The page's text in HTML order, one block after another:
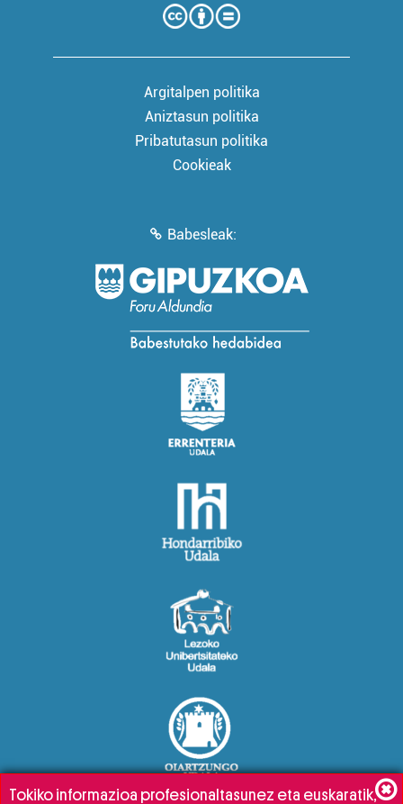
Argitalpen politika
Aniztasun politika
Pribatutasun politika
Cookieak
Babesleak:
Tokiko informazioa profesionaltasunez eta euskaratik,